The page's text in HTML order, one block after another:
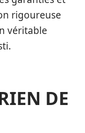
rigoureuse
véritable
DE